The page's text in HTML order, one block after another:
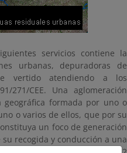
servicios contiene la
urbanas, depuradoras de
vertido atendiendo a los
271/CEE. Una aglomeración
formada por uno o
o varios de ellos, que por su
un foco de generación
recogida y conducción a una